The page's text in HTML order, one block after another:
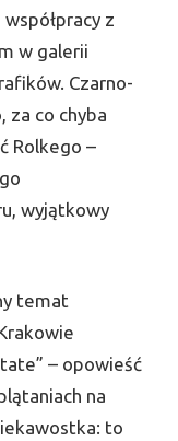
z
w galerii
Czarno-
za co chyba
Rolkego –
wyjątkowy
temat
– opowieść
na
to